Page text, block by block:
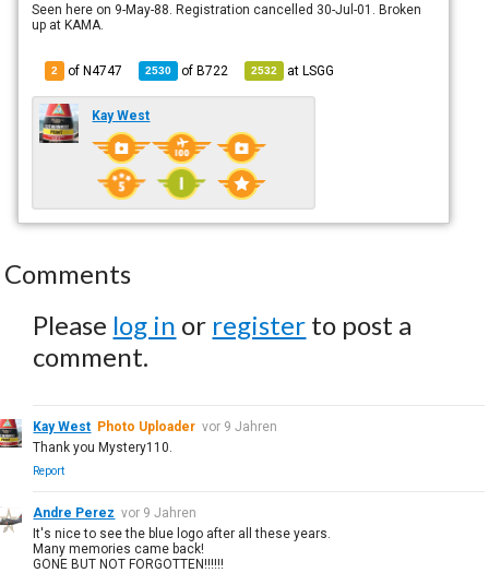
Seen here on 9-May-88. Registration cancelled 30-Jul-01. Broken
up at KAMA.
2 of N4747 2530 ofB722 2532 atLSGG
Kay West
Comments
Please log in or register to post a
comment.
Kay West Photo Uploader vor 9 Jahren
Thank you Mystery110.
Report
Andre Perez vor 9 Jahren
It's nice to see the blue logo after all these years.
Many memories came back!
GONE BUT NOT FORGOTTEN!!!!!!